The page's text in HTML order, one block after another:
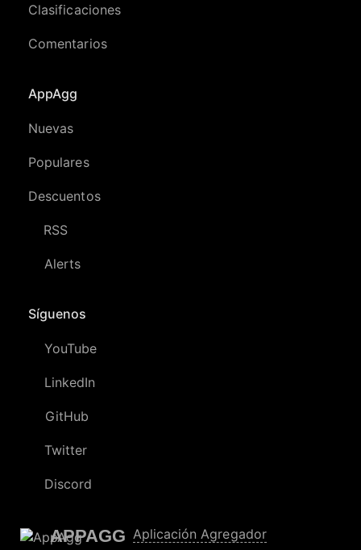
Clasificaciones
Comentarios
AppAgg
Nuevas
Populares
Descuentos
RSS
Alerts
Síguenos
YouTube
LinkedIn
GitHub
Twitter
Discord
APPAGG Aplicación Agregador